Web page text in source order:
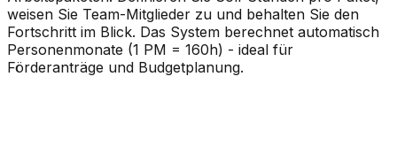
weisen Sie Team-Mitglieder zu und behalten Sie den
Fortschritt im Blick. Das System berechnet automatisch
Personenmonate (1 PM = 160h) - ideal für
Förderanträge und Budgetplanung.